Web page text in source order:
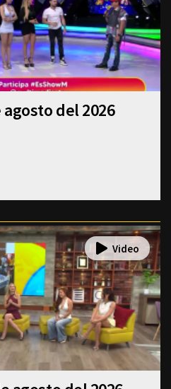
agosto del 2026